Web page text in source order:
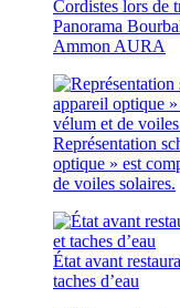
Cordistes lors de
Panorama
Ammon AURA
Représentation
optique » est
de voiles solaires.
État avant
taches d’eau